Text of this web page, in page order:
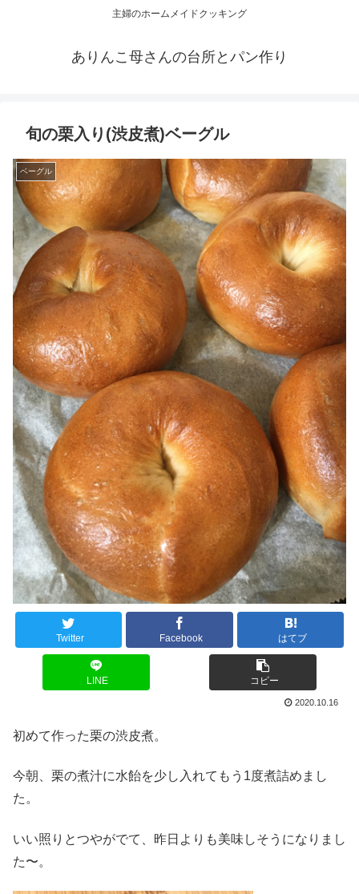
主婦のホームメイドクッキング
ありんこ母さんの台所とパン作り
旬の栗入り(渋皮煮)ベーグル
ベーグル
Twitter Facebook はてブ
LINE コピー
2020.10.16
初めて作った栗の渋皮煮。
今朝、栗の煮汁に水飴を少し入れてもう1度煮詰めまし
た。
いい照りとつやがでて、昨日よりも美味しそうになりまし
た〜。